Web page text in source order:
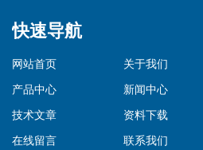
快速导航
网站首页
关于我们
产品中心
新闻中心
技术文章
资料下载
在线留言
联系我们